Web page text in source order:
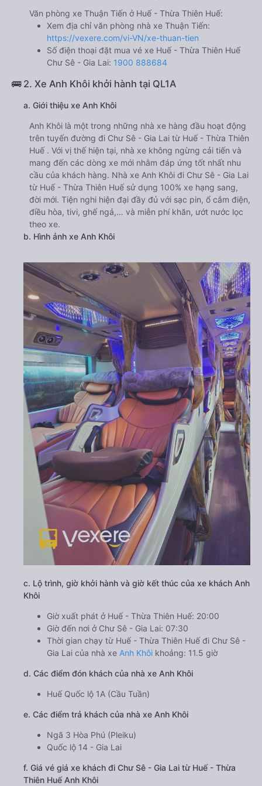
Văn phòng xe Thuận Tiến ở Huế - Thừa Thiên Huế:
Xem địa chỉ văn phòng nhà xe Thuận Tiến:
https://vexere.com/vi-VN/xe-thuan-tien
Số điện thoại đặt mua vé xe Huế - Thừa Thiên Huế
Chư Sê - Gia Lai: 1900 888684
🚌 2. Xe Anh Khôi khởi hành tại QL1A
a. Giới thiệu xe Anh Khôi
Anh Khôi là một trong những nhà xe hàng đầu hoạt động
trên tuyến đường đi Chư Sê - Gia Lai từ Huế - Thừa Thiên
Huế . Với vị thế hiện tại, nhà xe không ngừng cải tiến và
mang đến các dòng xe mới nhằm đáp ứng tốt nhất nhu
cầu của khách hàng. Nhà xe Anh Khôi đi Chư Sê - Gia Lai
từ Huế - Thừa Thiên Huế sử dụng 100% xe hạng sang,
đời mới. Tiện nghi hiện đại đầy đủ với sạc pin, ổ cắm điện,
điều hòa, tivi, ghế ngả,… và miễn phí khăn, ướt nước lọc
theo xe.
b. Hình ảnh xe Anh Khôi
c. Lộ trình, giờ khởi hành và giờ kết thúc của xe khách Anh
Khôi
Giờ xuất phát ở Huế - Thừa Thiên Huế: 20:00
Giờ đến nơi ở Chư Sê - Gia Lai: 07:30
Thời gian chạy từ Huế - Thừa Thiên Huế đi Chư Sê -
Gia Lai của nhà xe Anh Khôi khoảng: 11.5 giờ
d. Các điểm đón khách của nhà xe Anh Khôi
Huế Quốc lộ 1A (Cầu Tuần)
e. Các điểm trả khách của nhà xe Anh Khôi
Ngã 3 Hòa Phú (Pleiku)
Quốc lộ 14 - Gia Lai
f. Giá vé giá xe khách đi Chư Sê - Gia Lai từ Huế - Thừa
Thiên Huế Anh Khôi